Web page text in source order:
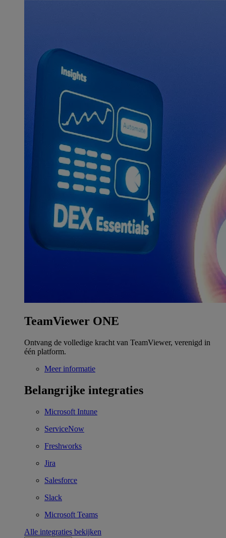
TeamViewer ONE
Ontvang de volledige kracht van TeamViewer, verenigd in
één platform.
Meer informatie
Belangrijke integraties
Microsoft Intune
ServiceNow
Freshworks
Jira
Salesforce
Slack
Microsoft Teams
Alle integraties bekijken